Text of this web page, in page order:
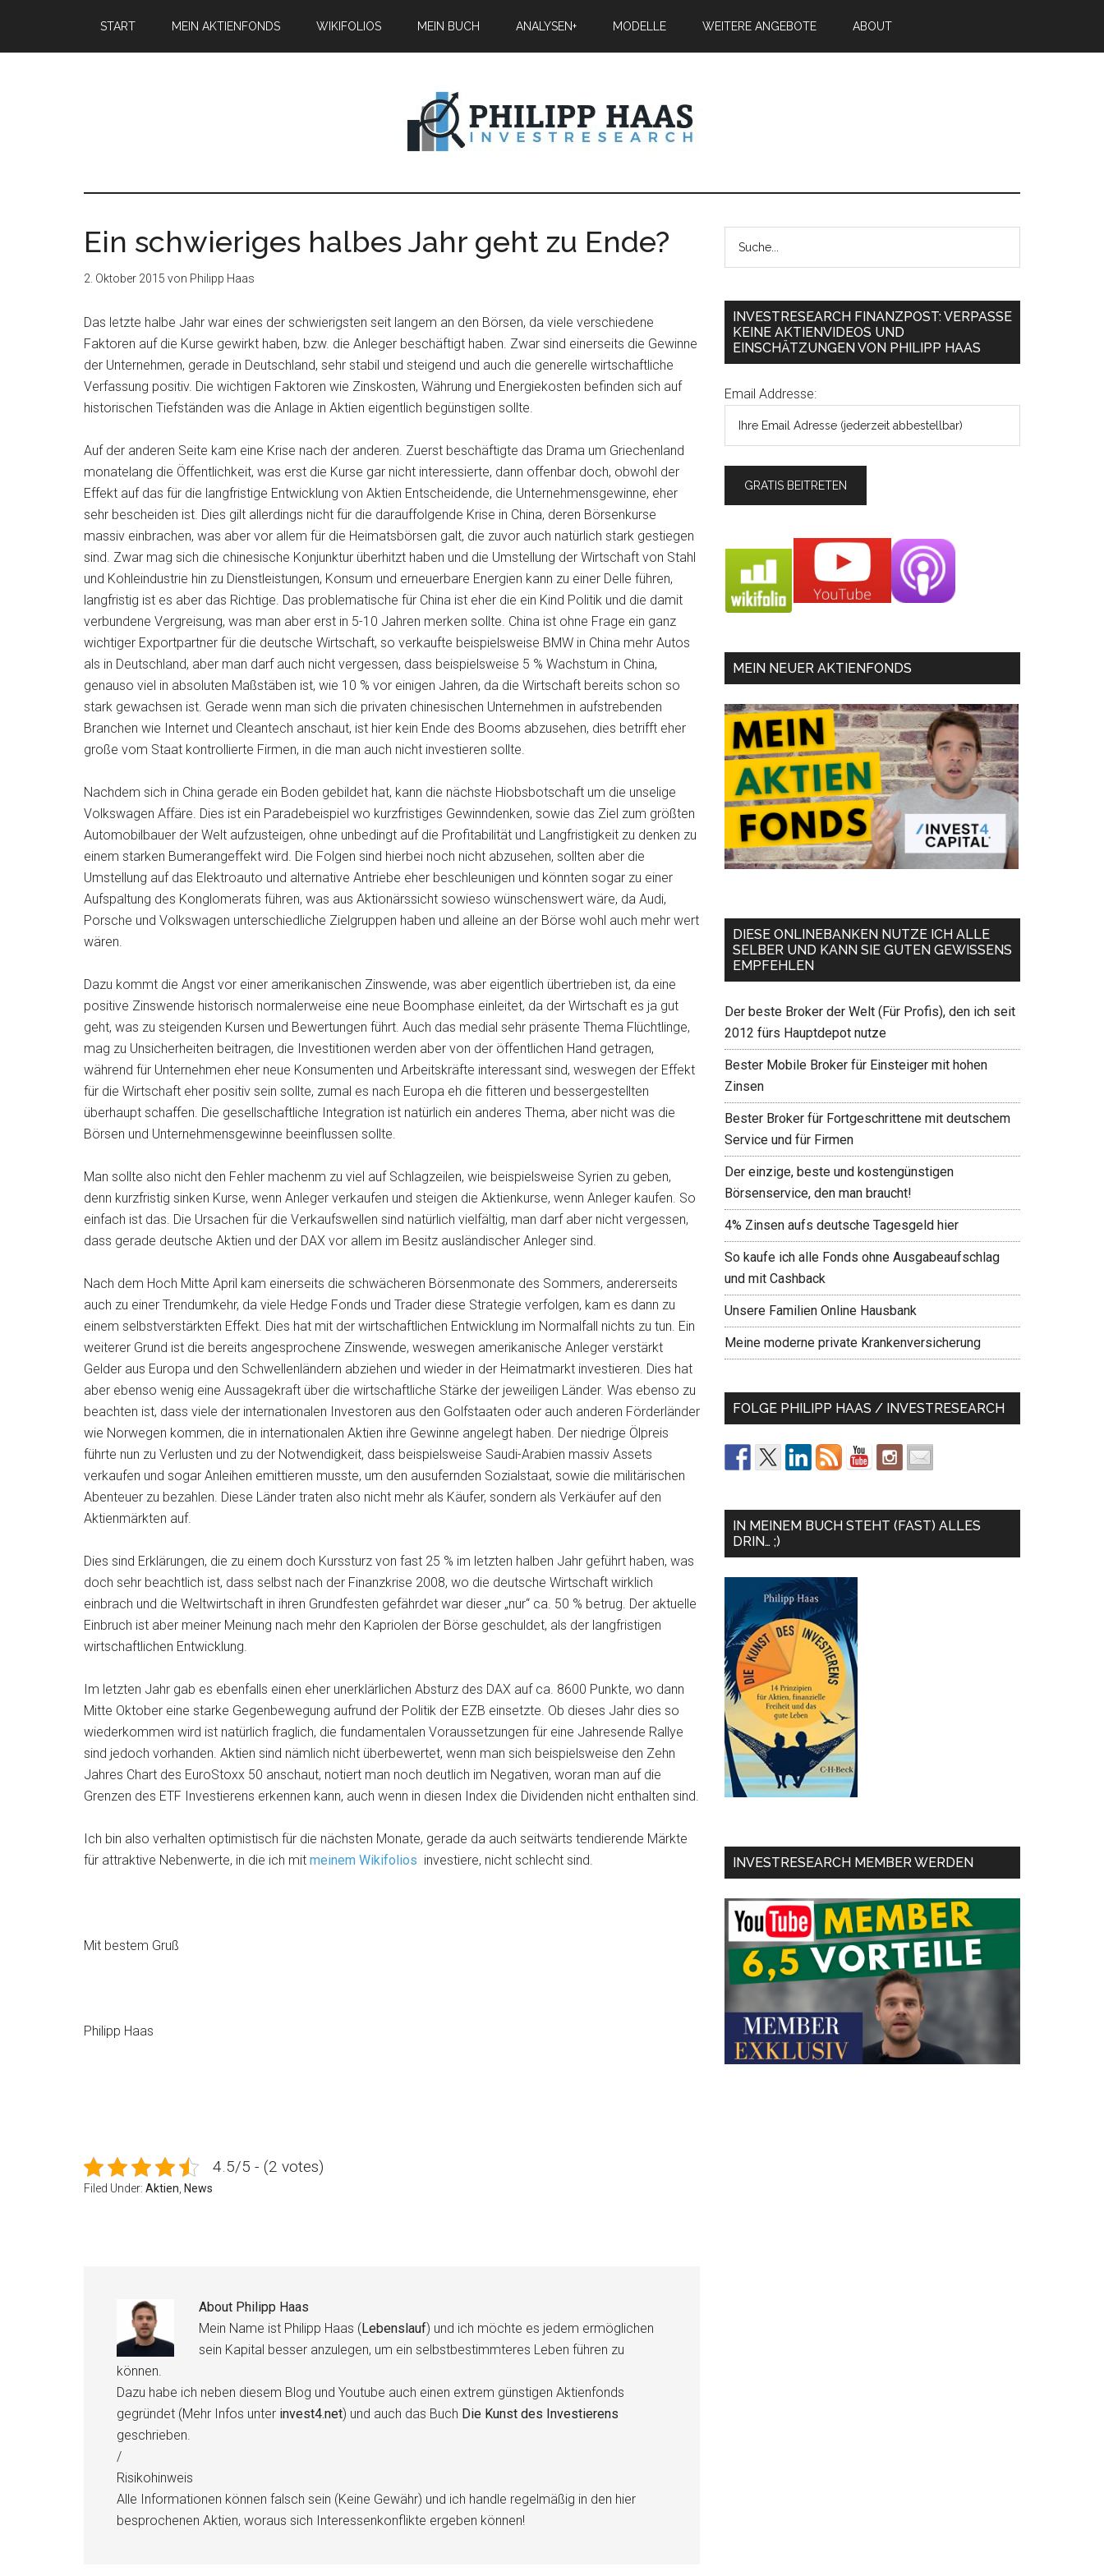
START MEIN AKTIENFONDS WIKIFOLIOS MEIN BUCH ANALYSEN+ MODELLE WEITERE ANGEBOTE ABOUT
Ein schwieriges halbes Jahr geht zu Ende?
2. Oktober 2015 von Philipp Haas
Das letzte halbe Jahr war eines der schwierigsten seit langem an den Börsen, da viele verschiedene
Faktoren auf die Kurse gewirkt haben, bzw. die Anleger beschäftigt haben. Zwar sind einerseits die Gewinne
der Unternehmen, gerade in Deutschland, sehr stabil und steigend und auch die generelle wirtschaftliche
Verfassung positiv. Die wichtigen Faktoren wie Zinskosten, Währung und Energiekosten befinden sich auf
historischen Tiefständen was die Anlage in Aktien eigentlich begünstigen sollte.
Auf der anderen Seite kam eine Krise nach der anderen. Zuerst beschäftigte das Drama um Griechenland
monatelang die Öffentlichkeit, was erst die Kurse gar nicht interessierte, dann offenbar doch, obwohl der
Effekt auf das für die langfristige Entwicklung von Aktien Entscheidende, die Unternehmensgewinne, eher
sehr bescheiden ist. Dies gilt allerdings nicht für die darauffolgende Krise in China, deren Börsenkurse
massiv einbrachen, was aber vor allem für die Heimatsbörsen galt, die zuvor auch natürlich stark gestiegen
sind. Zwar mag sich die chinesische Konjunktur überhitzt haben und die Umstellung der Wirtschaft von Stahl
und Kohleindustrie hin zu Dienstleistungen, Konsum und erneuerbare Energien kann zu einer Delle führen,
langfristig ist es aber das Richtige. Das problematische für China ist eher die ein Kind Politik und die damit
verbundene Vergreisung, was man aber erst in 5-10 Jahren merken sollte. China ist ohne Frage ein ganz
wichtiger Exportpartner für die deutsche Wirtschaft, so verkaufte beispielsweise BMW in China mehr Autos
als in Deutschland, aber man darf auch nicht vergessen, dass beispielsweise 5 % Wachstum in China,
genauso viel in absoluten Maßstäben ist, wie 10 % vor einigen Jahren, da die Wirtschaft bereits schon so
stark gewachsen ist. Gerade wenn man sich die privaten chinesischen Unternehmen in aufstrebenden
Branchen wie Internet und Cleantech anschaut, ist hier kein Ende des Booms abzusehen, dies betrifft eher
große vom Staat kontrollierte Firmen, in die man auch nicht investieren sollte.
Nachdem sich in China gerade ein Boden gebildet hat, kann die nächste Hiobsbotschaft um die unselige
Volkswagen Affäre. Dies ist ein Paradebeispiel wo kurzfristiges Gewinndenken, sowie das Ziel zum größten
Automobilbauer der Welt aufzusteigen, ohne unbedingt auf die Profitabilität und Langfristigkeit zu denken zu
einem starken Bumerangeffekt wird. Die Folgen sind hierbei noch nicht abzusehen, sollten aber die
Umstellung auf das Elektroauto und alternative Antriebe eher beschleunigen und könnten sogar zu einer
Aufspaltung des Konglomerats führen, was aus Aktionärssicht sowieso wünschenswert wäre, da Audi,
Porsche und Volkswagen unterschiedliche Zielgruppen haben und alleine an der Börse wohl auch mehr wert
wären.
Dazu kommt die Angst vor einer amerikanischen Zinswende, was aber eigentlich übertrieben ist, da eine
positive Zinswende historisch normalerweise eine neue Boomphase einleitet, da der Wirtschaft es ja gut
geht, was zu steigenden Kursen und Bewertungen führt. Auch das medial sehr präsente Thema Flüchtlinge,
mag zu Unsicherheiten beitragen, die Investitionen werden aber von der öffentlichen Hand getragen,
während für Unternehmen eher neue Konsumenten und Arbeitskräfte interessant sind, weswegen der Effekt
für die Wirtschaft eher positiv sein sollte, zumal es nach Europa eh die fitteren und bessergestellten
überhaupt schaffen. Die gesellschaftliche Integration ist natürlich ein anderes Thema, aber nicht was die
Börsen und Unternehmensgewinne beeinflussen sollte.
Man sollte also nicht den Fehler machenm zu viel auf Schlagzeilen, wie beispielsweise Syrien zu geben,
denn kurzfristig sinken Kurse, wenn Anleger verkaufen und steigen die Aktienkurse, wenn Anleger kaufen. So
einfach ist das. Die Ursachen für die Verkaufswellen sind natürlich vielfältig, man darf aber nicht vergessen,
dass gerade deutsche Aktien und der DAX vor allem im Besitz ausländischer Anleger sind.
Nach dem Hoch Mitte April kam einerseits die schwächeren Börsenmonate des Sommers, andererseits
auch zu einer Trendumkehr, da viele Hedge Fonds und Trader diese Strategie verfolgen, kam es dann zu
einem selbstverstärkten Effekt. Dies hat mit der wirtschaftlichen Entwicklung im Normalfall nichts zu tun. Ein
weiterer Grund ist die bereits angesprochene Zinswende, weswegen amerikanische Anleger verstärkt
Gelder aus Europa und den Schwellenländern abziehen und wieder in der Heimatmarkt investieren. Dies hat
aber ebenso wenig eine Aussagekraft über die wirtschaftliche Stärke der jeweiligen Länder. Was ebenso zu
beachten ist, dass viele der internationalen Investoren aus den Golfstaaten oder auch anderen Förderländer
wie Norwegen kommen, die in internationalen Aktien ihre Gewinne angelegt haben. Der niedrige Ölpreis
führte nun zu Verlusten und zu der Notwendigkeit, dass beispielsweise Saudi-Arabien massiv Assets
verkaufen und sogar Anleihen emittieren musste, um den ausufernden Sozialstaat, sowie die militärischen
Abenteuer zu bezahlen. Diese Länder traten also nicht mehr als Käufer, sondern als Verkäufer auf den
Aktienmärkten auf.
Dies sind Erklärungen, die zu einem doch Kurssturz von fast 25 % im letzten halben Jahr geführt haben, was
doch sehr beachtlich ist, dass selbst nach der Finanzkrise 2008, wo die deutsche Wirtschaft wirklich
einbrach und die Weltwirtschaft in ihren Grundfesten gefährdet war dieser „nur“ ca. 50 % betrug. Der aktuelle
Einbruch ist aber meiner Meinung nach mehr den Kapriolen der Börse geschuldet, als der langfristigen
wirtschaftlichen Entwicklung.
Im letzten Jahr gab es ebenfalls einen eher unerklärlichen Absturz des DAX auf ca. 8600 Punkte, wo dann
Mitte Oktober eine starke Gegenbewegung aufrund der Politik der EZB einsetzte. Ob dieses Jahr dies so
wiederkommen wird ist natürlich fraglich, die fundamentalen Voraussetzungen für eine Jahresende Rallye
sind jedoch vorhanden. Aktien sind nämlich nicht überbewertet, wenn man sich beispielsweise den Zehn
Jahres Chart des EuroStoxx 50 anschaut, notiert man noch deutlich im Negativen, woran man auf die
Grenzen des ETF Investierens erkennen kann, auch wenn in diesen Index die Dividenden nicht enthalten sind.
Ich bin also verhalten optimistisch für die nächsten Monate, gerade da auch seitwärts tendierende Märkte
für attraktive Nebenwerte, in die ich mit meinem Wikifolios investiere, nicht schlecht sind.
Mit bestem Gruß
Philipp Haas
4.5/5 - (2 votes)
Filed Under: Aktien News
About Philipp Haas
Mein Name ist Philipp Haas (Lebenslauf) und ich möchte es jedem ermöglichen
sein Kapital besser anzulegen, um ein selbstbestimmteres Leben führen zu
können.
Dazu habe ich neben diesem Blog und Youtube auch einen extrem günstigen Aktienfonds
gegründet (Mehr Infos unter invest4.net) und auch das Buch Die Kunst des Investierens
geschrieben.
/
Risikohinweis
Alle Informationen können falsch sein (Keine Gewähr) und ich handle regelmäßig in den hier
besprochenen Aktien, woraus sich Interessenkonflikte ergeben können!
INVESTRESEARCH FINANZPOST: VERPASSE
KEINE AKTIENVIDEOS UND
EINSCHÄTZUNGEN VON PHILIPP HAAS
Email Addresse:
MEIN NEUER AKTIENFONDS
DIESE ONLINEBANKEN NUTZE ICH ALLE
SELBER UND KANN SIE GUTEN GEWISSENS
EMPFEHLEN
Der beste Broker der Welt (Für Profis), den ich seit
2012 fürs Hauptdepot nutze
Bester Mobile Broker für Einsteiger mit hohen
Zinsen
Bester Broker für Fortgeschrittene mit deutschem
Service und für Firmen
Der einzige, beste und kostengünstigen
Börsenservice, den man braucht!
4% Zinsen aufs deutsche Tagesgeld hier
So kaufe ich alle Fonds ohne Ausgabeaufschlag
und mit Cashback
Unsere Familien Online Hausbank
Meine moderne private Krankenversicherung
FOLGE PHILIPP HAAS / INVESTRESEARCH
IN MEINEM BUCH STEHT (FAST) ALLES
DRIN… ;)
INVESTRESEARCH MEMBER WERDEN